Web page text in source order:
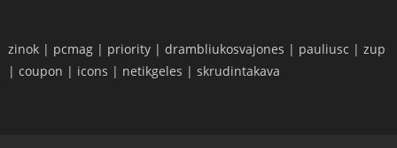
zinok | pcmag | priority |drambliukosvajones | pauliusc |zup
|coupon | icons | netikgeles |skrudintakava